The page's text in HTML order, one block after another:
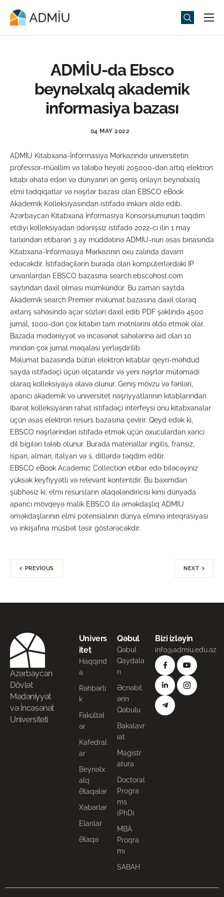
Universitet
Tədbirlər
ADMIU Sİ
eMağaza
ADMİU-da Ebsco
beynəlxalq akademik
informasiya bazası
04 MAY 2022
ADMİU Kitabxana-İnformasiya Mərkəzində universitetin
professor-müəllim və tələbə heyəti 205000-dən artıq elektron
kitabı əhatə edən və dünyanın ən geniş onlayn beynəlxalq
elmi tədqiqatlar və nəşrlər bazası olan EBSCO eBook
Akademik Kolleksiyasından istifadə imkanı əldə edib.
Azərbaycan Kitabxana İnformasiya Konsorsiumunun təqdim
etdiyi kolleksiyadan ödənişsiz istifadə 2022-ci ilin 1 may
tarixindən etibarən 3 ay müddətinə ADMİU-nun əsas binasında
Kitabxana-İnformasiya Mərkəzinin oxu zalında davam
edəcəkdir. İstifadəçilərin burada olan kompüterlərdəki IP
ünvanlardan EBSCO bazasına search.ebscohost.com
saytından daxil olması mümkündür. Bu zaman saytda
Akademik search Premier məlumat bazasına daxil olaraq
axtarış sahəsində açar sözləri daxil edib PDF şəklində 4500
jurnal, 1000-dən çox kitabın tam mətnlərini əldə etmək olar.
Bazada mədəniyyət və incəsənət sahələrinə aid olan 10
mindən çox jurnal məqaləsi yerləşdirilib.
Məlumat bazasında bütün elektron kitablar qeyri-məhdud
sayda istifadəçi üçün əlçatandır və yeni nəşrlər mütəmadi
olaraq kolleksiyaya əlavə olunur. Geniş mövzu və fənləri,
aparıcı akademik və universitet nəşriyyatlarının kitablarından
ibarət kolleksiyanın rahat istifadəçi interfeysi onu kitabxanalar
üçün əsas elektron resurs bazasına çevirir. Qeyd edək ki,
EBSCO nəşrlərindən istifadə etmək üçün oxuculardan xarici
dil bigiləri tələb olunur. Burada materiallar ingilis, fransız,
ispan, alman, italyan və s. dillərdə təqdim edilir.
EBSCO eBook Academic Collection etibar edə biləcəyiniz
yüksək keyfiyyətli və relevant kontentdir. Bu baxımdan
şübhəsiz ki, elmi resursların əlaqələndiricisi kimi dünyada
aparıcı mövqeyə malik EBSCO ilə əməkdaşlıq ADMİU
əməkdaşlarının elmi potensialının dünya elminə inteqrasiyası
və inkişafına müsbət təsir göstərəcəkdir.
PREVIOUS NEXT
Azərbaycan
Dövlət
Mədəniyyət
və İncəsənət
Universiteti
Univers
itet
Haqqınd
a
Rəhbərli
k
Fakültəl
ər
Kafedral
ar
Beynəlx
alq
Əlaqələr
Xəbərlər
Elanlar
Əlaqə
Qəbul
Qəbul
Qaydala
rı
Əcnəbil
ərin
Qəbulu
Bakalavr
iat
Magistr
atura
Doctoral
Progra
ms
(PhD)
MBA
Proqra
mı
SABAH
Bizi izləyin
info@admiu.edu.az